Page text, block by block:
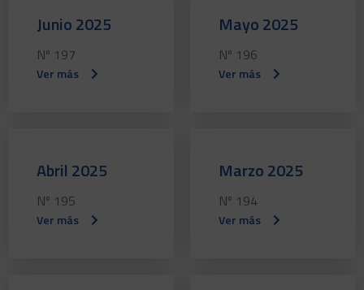
Junio 2025
Nº 197
Ver más
Mayo 2025
Nº 196
Ver más
Abril 2025
Nº 195
Ver más
Marzo 2025
Nº 194
Ver más